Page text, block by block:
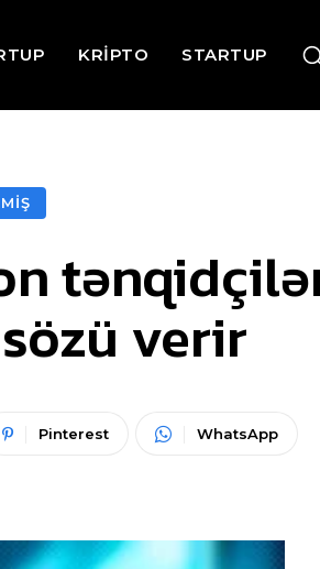
KRİPTO STARTUP
verir
Pinterest WhatsApp